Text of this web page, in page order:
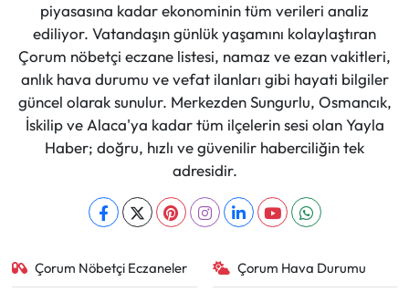
piyasasına kadar ekonominin tüm verileri analiz
ediliyor. Vatandaşın günlük yaşamını kolaylaştıran
Çorum nöbetçi eczane listesi, namaz ve ezan vakitleri,
anlık hava durumu ve vefat ilanları gibi hayati bilgiler
güncel olarak sunulur. Merkezden Sungurlu, Osmancık,
İskilip ve Alaca'ya kadar tüm ilçelerin sesi olan Yayla
Haber; doğru, hızlı ve güvenilir haberciliğin tek
adresidir.
Çorum Nöbetçi Eczaneler Çorum Hava Durumu